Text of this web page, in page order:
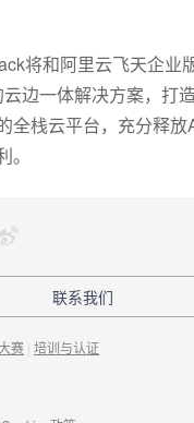
将和阿里云飞天企业
边一体解决方案，打
全栈云平台，充分释放